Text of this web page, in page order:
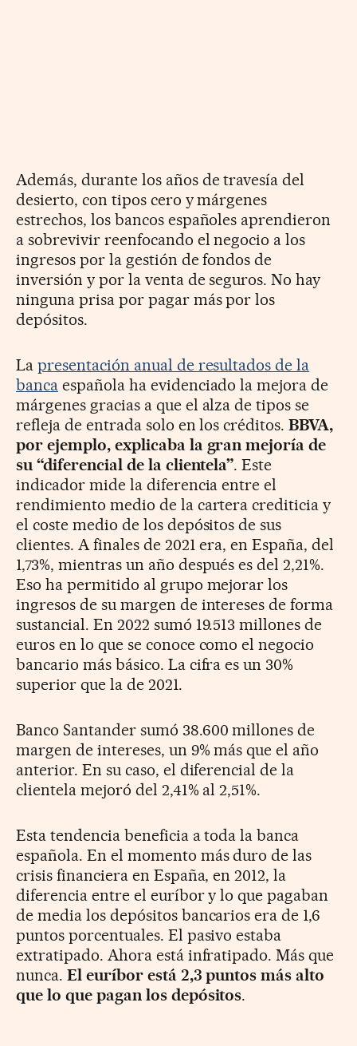
Además, durante los años de travesía del
desierto, con tipos cero y márgenes
estrechos, los bancos españoles aprendieron
a sobrevivir reenfocando el negocio a los
ingresos por la gestión de fondos de
inversión y por la venta de seguros. No hay
ninguna prisa por pagar más por los
depósitos.
La presentación anual de resultados de la
bancaespañola ha evidenciado la mejora de
márgenes gracias a que el alza de tipos se
refleja de entrada solo en los créditos.BBVA,
por ejemplo, explicaba la gran mejoría de
su “diferencial de la clientela”. Este
indicador mide la diferencia entre el
rendimiento medio de la cartera crediticia y
el coste medio de los depósitos de sus
clientes. A finales de 2021 era, en España, del
1,73%, mientras un año después es del 2,21%.
Eso ha permitido al grupo mejorar los
ingresos de su margen de intereses de forma
sustancial. En 2022 sumó 19.513 millones de
euros en lo que se conoce como el negocio
bancario más básico. La cifra es un 30%
superior que la de 2021.
Banco Santander sumó 38.600 millones de
margen de intereses, un 9% más que el año
anterior. En su caso, el diferencial de la
clientela mejoró del 2,41% al 2,51%.
Esta tendencia beneficia a toda la banca
española. En el momento más duro de las
crisis financiera en España, en 2012, la
diferencia entre el euríbor y lo que pagaban
de media los depósitos bancarios era de 1,6
puntos porcentuales. El pasivo estaba
extratipado. Ahora está infratipado. Más que
nunca. El euríbor está 2,3 puntos más alto
que lo que pagan los depósitos.